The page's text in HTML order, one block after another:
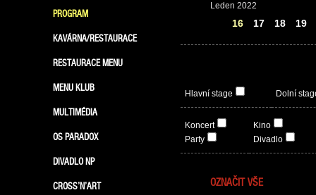
PROGRAM
KAVÁRNA/RESTAURACE
RESTAURACE MENU
MENU KLUB
MULTIMÉDIA
OS PARADOX
DIVADLO NP
CROSS’N’ART
Leden 2022
16 17 18 19
Hlavní stage Dolní
Koncert
Party
Kino
Divadlo
OZNAČIT VŠE